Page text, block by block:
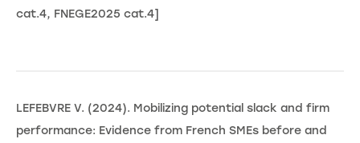
cat.4, FNEGE2025 cat.4]
LEFEBVRE V. (2024). Mobilizing potential slack and firm
performance: Evidence from French SMEs before and